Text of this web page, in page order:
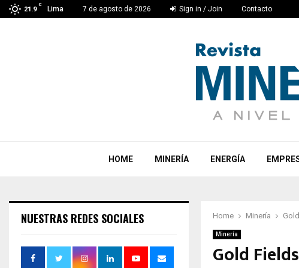
21.9
C
Lima 7 de agosto de 2026 Sign in / Join Contacto
HOME MINERÍA ENERGÍA
Home Minería
Minería
Gold
NUESTRAS REDES SOCIALES